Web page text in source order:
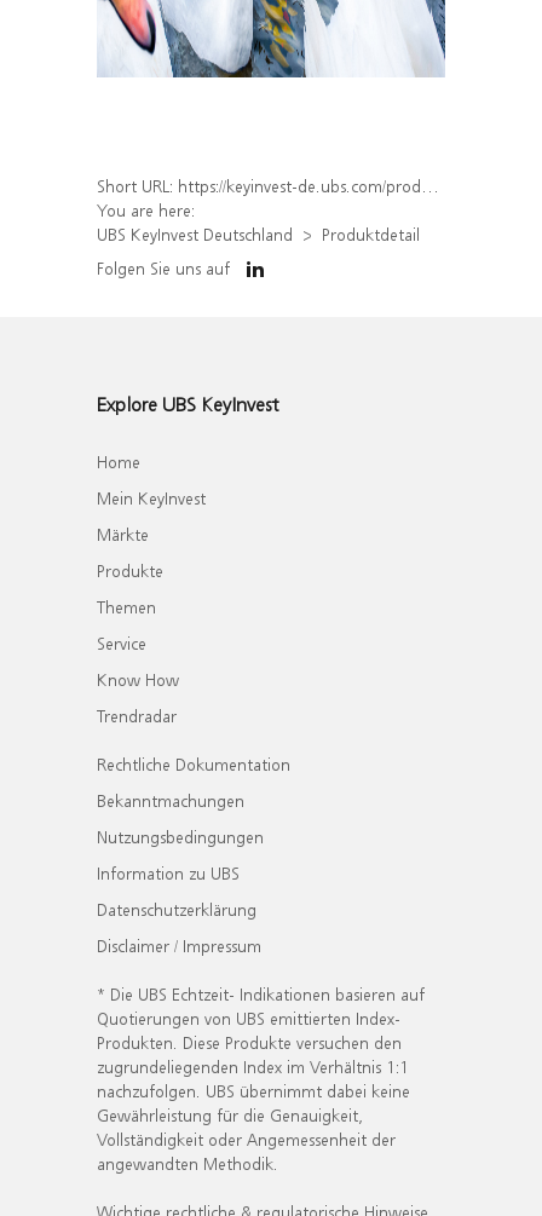
Short URL: https://keyinvest-de.ubs.com/produkt/detail/index/isin/DE000WA6CEF5
You are here:
UBS KeyInvest Deutschland
Produktdetail
Folgen Sie uns auf
Explore UBS KeyInvest
Home
Mein KeyInvest
Märkte
Produkte
Themen
Service
Know How
Trendradar
Rechtliche Dokumentation
Bekanntmachungen
Nutzungsbedingungen
Information zu UBS
Datenschutzerklärung
Disclaimer / Impressum
* Die UBS Echtzeit- Indikationen basieren auf
Quotierungen von UBS emittierten Index-
Produkten. Diese Produkte versuchen den
zugrundeliegenden Index im Verhältnis 1:1
nachzufolgen. UBS übernimmt dabei keine
Gewährleistung für die Genauigkeit,
Vollständigkeit oder Angemessenheit der
angewandten Methodik.